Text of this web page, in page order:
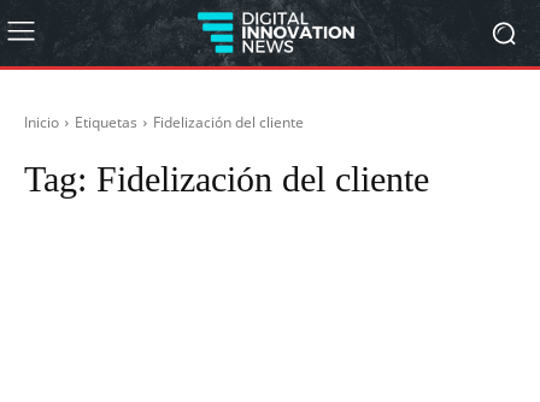
Inicio Etiquetas Fidelización del cliente
Tag: Fidelización del cliente